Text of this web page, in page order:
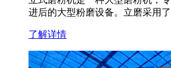
进后的大型粉磨设备。立磨采用
了解详情